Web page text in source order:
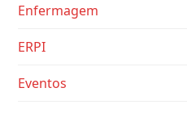
Enfermagem
ERPI
Eventos